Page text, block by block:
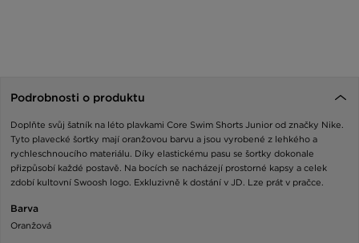
Podrobnosti o produktu
Doplňte svůj šatník na léto plavkami Core Swim Shorts Junior od značky Nike.
Tyto plavecké šortky mají oranžovou barvu a jsou vyrobené z lehkého a
rychleschnoucího materiálu. Díky elastickému pasu se šortky dokonale
přizpůsobí každé postavě. Na bocích se nacházejí prostorné kapsy a celek
zdobí kultovní Swoosh logo. Exkluzivně k dostání v JD. Lze prát v pračce.
Barva
Oranžová